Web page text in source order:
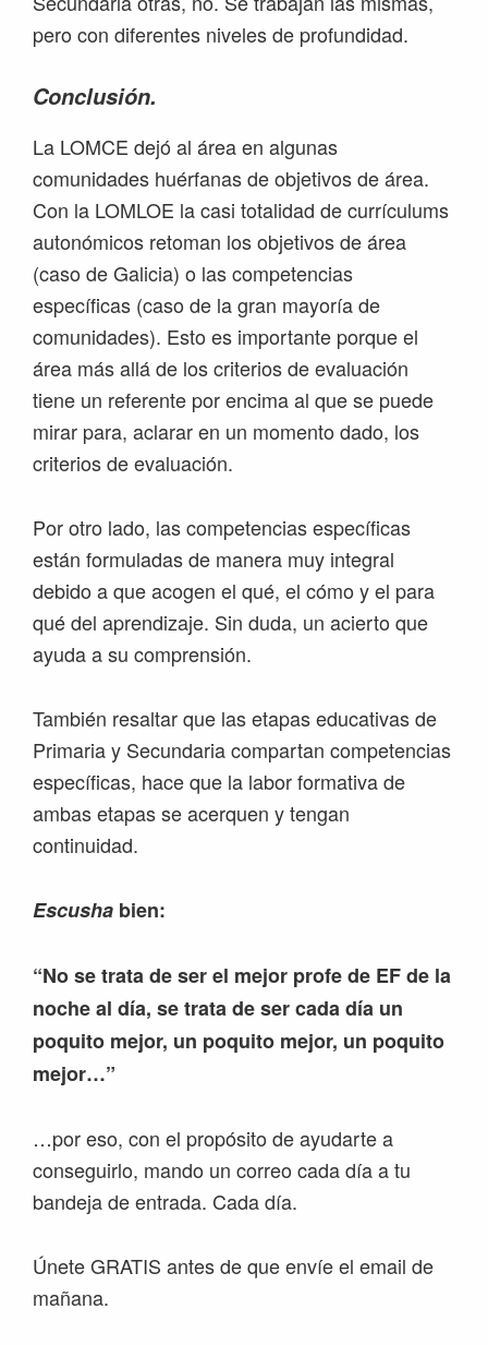
pero con diferentes niveles de profundidad.
Conclusión.
La LOMCE dejó al área en algunas
comunidades huérfanas de objetivos de área.
Con la LOMLOE la casi totalidad de currículums
autonómicos retoman los objetivos de área
(caso de Galicia) o las competencias
específicas (caso de la gran mayoría de
comunidades). Esto es importante porque el
área más allá de los criterios de evaluación
tiene un referente por encima al que se puede
mirar para, aclarar en un momento dado, los
criterios de evaluación.
Por otro lado, las competencias específicas
están formuladas de manera muy integral
debido a que acogen el qué, el cómo y el para
qué del aprendizaje. Sin duda, un acierto que
ayuda a su comprensión.
También resaltar que las etapas educativas de
Primaria y Secundaria compartan competencias
específicas, hace que la labor formativa de
ambas etapas se acerquen y tengan
continuidad.
Escusha bien:
“No se trata de ser el mejor profe de EF de la
noche al día, se trata de ser cada día un
poquito mejor, un poquito mejor, un poquito
mejor…”
…por eso, con el propósito de ayudarte a
conseguirlo, mando un correo cada día a tu
bandeja de entrada. Cada día.
Únete GRATIS antes de que envíe el email de
mañana.